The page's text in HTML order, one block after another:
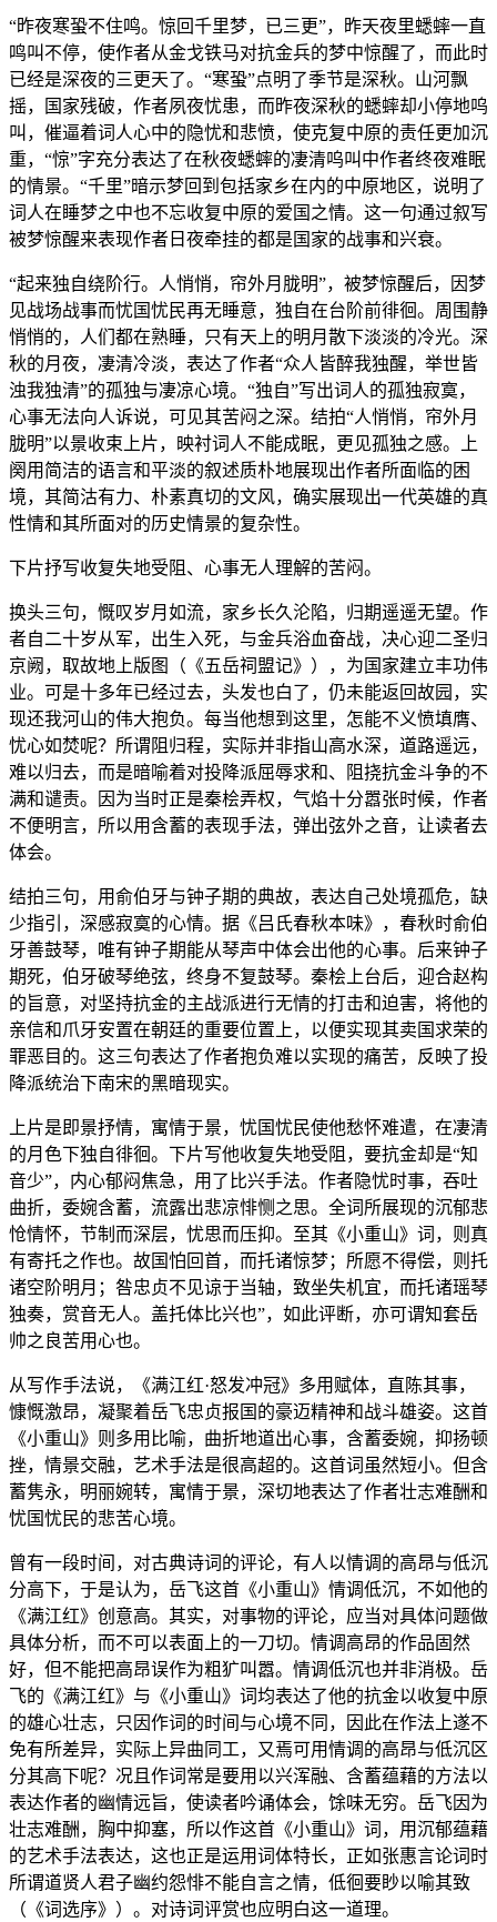
“昨夜寒蛩不住鸣。惊回千里梦，已三更”，昨天夜里蟋蟀一直
鸣叫不停，使作者从金戈铁马对抗金兵的梦中惊醒了，而此时
已经是深夜的三更天了。“寒蛩”点明了季节是深秋。山河飘
摇，国家残破，作者夙夜忧患，而昨夜深秋的蟋蟀却小停地呜
叫，催逼着词人心中的隐忧和悲愤，使克复中原的责任更加沉
重，“惊”字充分表达了在秋夜蟋蟀的凄清呜叫中作者终夜难眠
的情景。“千里”暗示梦回到包括家乡在内的中原地区，说明了
词人在睡梦之中也不忘收复中原的爱国之情。这一句通过叙写
被梦惊醒来表现作者日夜牵挂的都是国家的战事和兴衰。
“起来独自绕阶行。人悄悄，帘外月胧明”，被梦惊醒后，因梦
见战场战事而忧国忧民再无睡意，独自在台阶前徘徊。周围静
悄悄的，人们都在熟睡，只有天上的明月散下淡淡的冷光。深
秋的月夜，凄清冷淡，表达了作者“众人皆醉我独醒，举世皆
浊我独清”的孤独与凄凉心境。“独自”写出词人的孤独寂寞，
心事无法向人诉说，可见其苦闷之深。结拍“人悄悄，帘外月
胧明”以景收束上片，映衬词人不能成眠，更见孤独之感。上
阕用简洁的语言和平淡的叙述质朴地展现出作者所面临的困
境，其简沽有力、朴素真切的文风，确实展现出一代英雄的真
性情和其所面对的历史情景的复杂性。
下片抒写收复失地受阻、心事无人理解的苦闷。
换头三句，慨叹岁月如流，家乡长久沦陷，归期遥遥无望。作
者自二十岁从军，出生入死，与金兵浴血奋战，决心迎二圣归
京阙，取故地上版图（《五岳祠盟记》），为国家建立丰功伟
业。可是十多年已经过去，头发也白了，仍未能返回故园，实
现还我河山的伟大抱负。每当他想到这里，怎能不义愤填膺、
忧心如焚呢？所谓阻归程，实际并非指山高水深，道路遥远，
难以归去，而是暗喻着对投降派屈辱求和、阻挠抗金斗争的不
满和谴责。因为当时正是秦桧弄权，气焰十分嚣张时候，作者
不便明言，所以用含蓄的表现手法，弹出弦外之音，让读者去
体会。
结拍三句，用俞伯牙与钟子期的典故，表达自己处境孤危，缺
少指引，深感寂寞的心情。据《吕氏春秋本味》，春秋时俞伯
牙善鼓琴，唯有钟子期能从琴声中体会出他的心事。后来钟子
期死，伯牙破琴绝弦，终身不复鼓琴。秦桧上台后，迎合赵构
的旨意，对坚持抗金的主战派进行无情的打击和迫害，将他的
亲信和爪牙安置在朝廷的重要位置上，以便实现其卖国求荣的
罪恶目的。这三句表达了作者抱负难以实现的痛苦，反映了投
降派统治下南宋的黑暗现实。
上片是即景抒情，寓情于景，忧国忧民使他愁怀难遣，在凄清
的月色下独自徘徊。下片写他收复失地受阻，要抗金却是“知
音少”，内心郁闷焦急，用了比兴手法。作者隐忧时事，吞吐
曲折，委婉含蓄，流露出悲凉悱恻之思。全词所展现的沉郁悲
怆情怀，节制而深层，忧思而压抑。至其《小重山》词，则真
有寄托之作也。故国怕回首，而托诸惊梦；所愿不得偿，则托
诸空阶明月；咎忠贞不见谅于当轴，致坐失机宜，而托诸瑶琴
独奏，赏音无人。盖托体比兴也”，如此评断，亦可谓知套岳
帅之良苦用心也。
从写作手法说，《满江红·怒发冲冠》多用赋体，直陈其事，
慷慨激昂，凝聚着岳飞忠贞报国的豪迈精神和战斗雄姿。这首
《小重山》则多用比喻，曲折地道出心事，含蓄委婉，抑扬顿
挫，情景交融，艺术手法是很高超的。这首词虽然短小。但含
蓄隽永，明丽婉转，寓情于景，深切地表达了作者壮志难酬和
忧国忧民的悲苦心境。
曾有一段时间，对古典诗词的评论，有人以情调的高昂与低沉
分高下，于是认为，岳飞这首《小重山》情调低沉，不如他的
《满江红》创意高。其实，对事物的评论，应当对具体问题做
具体分析，而不可以表面上的一刀切。情调高昂的作品固然
好，但不能把高昂误作为粗犷叫嚣。情调低沉也并非消极。岳
飞的《满江红》与《小重山》词均表达了他的抗金以收复中原
的雄心壮志，只因作词的时间与心境不同，因此在作法上遂不
免有所差异，实际上异曲同工，又焉可用情调的高昂与低沉区
分其高下呢？况且作词常是要用以兴浑融、含蓄蕴藉的方法以
表达作者的幽情远旨，使读者吟诵体会，馀味无穷。岳飞因为
壮志难酬，胸中抑塞，所以作这首《小重山》词，用沉郁蕴藉
的艺术手法表达，这也正是运用词体特长，正如张惠言论词时
所谓道贤人君子幽约怨悱不能自言之情，低徊要眇以喻其致
（《词选序》）。对诗词评赏也应明白这一道理。